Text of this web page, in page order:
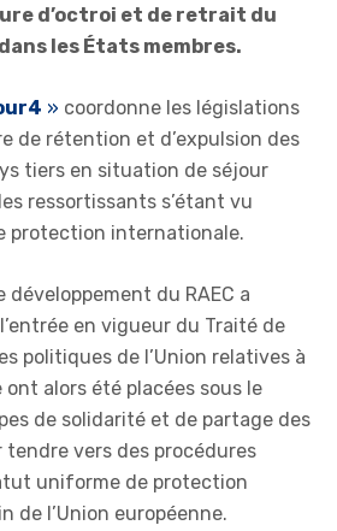
d’octroi et de retrait du
les États membres.
» coordonne les législations
de rétention et d’expulsion des
tiers en situation de séjour
ressortissants s’étant vu
protection internationale.
développement du RAEC a
en vigueur du Traité de
politiques de l’Union relatives à
ont alors été placées sous le
de solidarité et de partage des
tendre vers des procédures
uniforme de protection
de l’Union européenne.